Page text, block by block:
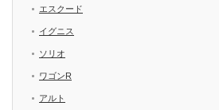
エスクード
イグニス
ソリオ
ワゴンR
アルト